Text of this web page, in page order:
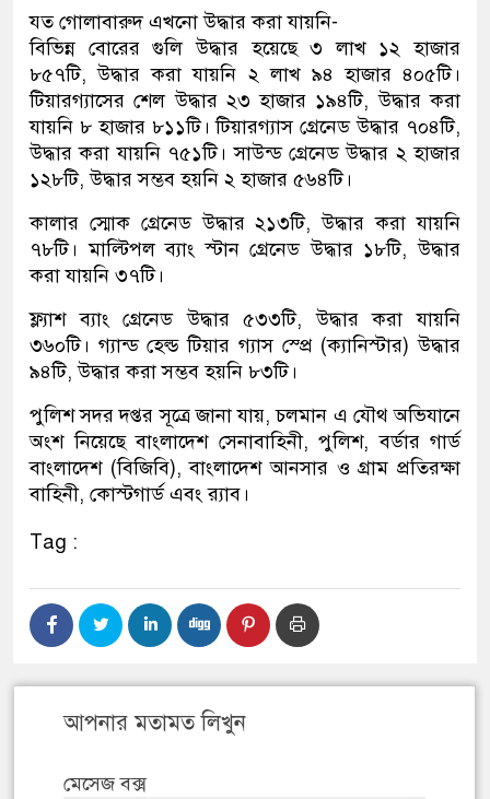
যত গোলাবারুদ এখনো উদ্ধার করা যায়নি-
বিভিন্ন বোরের গুলি উদ্ধার হয়েছে ৩ লাখ ১২ হাজার
৮৫৭টি, উদ্ধার করা যায়নি ২ লাখ ৯৪ হাজার ৪০৫টি।
টিয়ারগ্যাসের শেল উদ্ধার ২৩ হাজার ১৯৪টি, উদ্ধার করা
যায়নি ৮ হাজার ৮১১টি। টিয়ারগ্যাস গ্রেনেড উদ্ধার ৭০৪টি,
উদ্ধার করা যায়নি ৭৫১টি। সাউন্ড গ্রেনেড উদ্ধার ২ হাজার
১২৮টি, উদ্ধার সম্ভব হয়নি ২ হাজার ৫৬৪টি।
কালার স্মোক গ্রেনেড উদ্ধার ২১৩টি, উদ্ধার করা যায়নি
৭৮টি। মাল্টিপল ব্যাং স্টান গ্রেনেড উদ্ধার ১৮টি, উদ্ধার
করা যায়নি ৩৭টি।
ফ্ল্যাশ ব্যাং গ্রেনেড উদ্ধার ৫৩৩টি, উদ্ধার করা যায়নি
৩৬০টি। গ্যান্ড হেল্ড টিয়ার গ্যাস স্প্রে (ক্যানিস্টার) উদ্ধার
৯৪টি, উদ্ধার করা সম্ভব হয়নি ৮৩টি।
পুলিশ সদর দপ্তর সূত্রে জানা যায়, চলমান এ যৌথ অভিযানে
অংশ নিয়েছে বাংলাদেশ সেনাবাহিনী, পুলিশ, বর্ডার গার্ড
বাংলাদেশ (বিজিবি), বাংলাদেশ আনসার ও গ্রাম প্রতিরক্ষা
বাহিনী, কোস্টগার্ড এবং র‌্যাব।
Tag :
আপনার মতামত লিখুন
মেসেজ বক্স